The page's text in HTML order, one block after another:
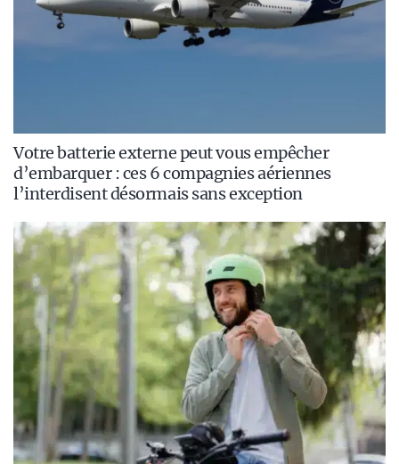
Votre batterie externe peut vous empêcher
d’embarquer : ces 6 compagnies aériennes
l’interdisent désormais sans exception